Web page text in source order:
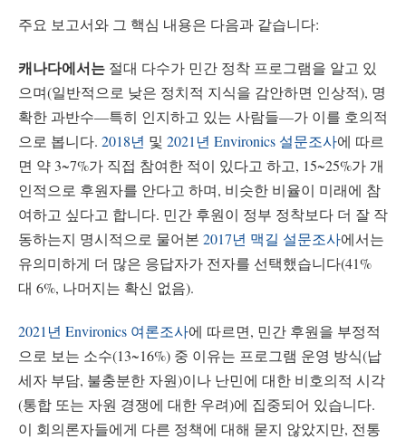
주요 보고서와 그 핵심 내용은 다음과 같습니다:
캐나다에서는 절대 다수가 민간 정착 프로그램을 알고 있
으며(일반적으로 낮은 정치적 지식을 감안하면 인상적), 명
확한 과반수—특히 인지하고 있는 사람들—가 이를 호의적
으로 봅니다. 2018년 및 2021년 Environics 설문조사에 따르
면 약 3~7%가 직접 참여한 적이 있다고 하고, 15~25%가 개
인적으로 후원자를 안다고 하며, 비슷한 비율이 미래에 참
여하고 싶다고 합니다. 민간 후원이 정부 정착보다 더 잘 작
동하는지 명시적으로 물어본 2017년 맥길 설문조사에서는
유의미하게 더 많은 응답자가 전자를 선택했습니다(41%
대 6%, 나머지는 확신 없음).
2021년 Environics 여론조사에 따르면, 민간 후원을 부정적
으로 보는 소수(13~16%) 중 이유는 프로그램 운영 방식(납
세자 부담, 불충분한 자원)이나 난민에 대한 비호의적 시각
(통합 또는 자원 경쟁에 대한 우려)에 집중되어 있습니다.
이 회의론자들에게 다른 정책에 대해 묻지 않았지만, 전통